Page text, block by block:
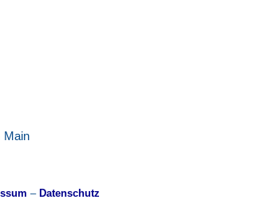
Main
– Datenschutz